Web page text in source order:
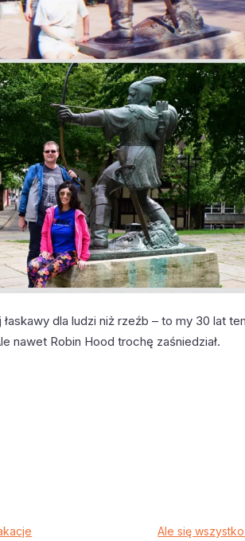
dla ludzi niż rzeźb – to my 30 lat
nawet Robin Hood trochę zaśniedział.
Ale się